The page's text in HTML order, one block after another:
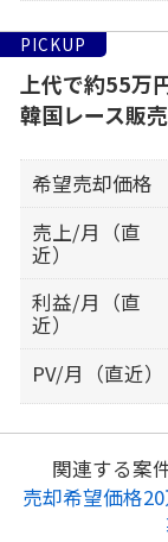
PICKUP
上代で約55万
韓国レース販
希望売却価格
売上/月（直
近）
利益/月（直
近）
PV/月（直近）
関連する案
売却希望価格